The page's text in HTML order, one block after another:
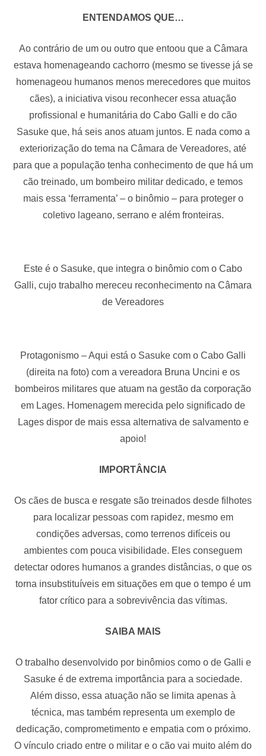
ENTENDAMOS QUE…
Ao contrário de um ou outro que entoou que a Câmara
estava homenageando cachorro (mesmo se tivesse já se
homenageou humanos menos merecedores que muitos
cães), a iniciativa visou reconhecer essa atuação
profissional e humanitária do Cabo Galli e do cão
Sasuke que, há seis anos atuam juntos. E nada como a
exteriorização do tema na Câmara de Vereadores, até
para que a população tenha conhecimento de que há um
cão treinado, um bombeiro militar dedicado, e temos
mais essa ‘ferramenta’ – o binômio – para proteger o
coletivo lageano, serrano e além fronteiras.
Este é o Sasuke, que integra o binômio com o Cabo
Galli, cujo trabalho mereceu reconhecimento na Câmara
de Vereadores
Protagonismo – Aqui está o Sasuke com o Cabo Galli
(direita na foto) com a vereadora Bruna Uncini e os
bombeiros militares que atuam na gestão da corporação
em Lages. Homenagem merecida pelo significado de
Lages dispor de mais essa alternativa de salvamento e
apoio!
IMPORTÂNCIA
Os cães de busca e resgate são treinados desde filhotes
para localizar pessoas com rapidez, mesmo em
condições adversas, como terrenos difíceis ou
ambientes com pouca visibilidade. Eles conseguem
detectar odores humanos a grandes distâncias, o que os
torna insubstituíveis em situações em que o tempo é um
fator crítico para a sobrevivência das vítimas.
SAIBA MAIS
O trabalho desenvolvido por binômios como o de Galli e
Sasuke é de extrema importância para a sociedade.
Além disso, essa atuação não se limita apenas à
técnica, mas também representa um exemplo de
dedicação, comprometimento e empatia com o próximo.
O vínculo criado entre o militar e o cão vai muito além do